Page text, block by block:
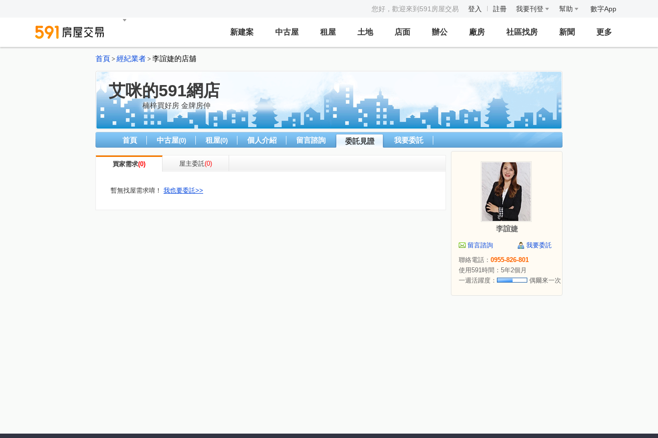
您好，歡迎來到591房屋交易 登入 註冊 我要刊登 幫助 數字App
新建案 中古屋 租屋 土地 店面 辦公 廠房 社區找房 新聞 更多
首頁 > 經紀業者 > 李誼婕的店舖
艾咪的591網店
楠梓買好房 金牌房仲
首頁 中古屋(0) 租屋(0) 個人介紹 留言諮詢 委託見證 我要委託
買家需求(0) 屋主委託(0)
暫無找屋需求唷！ 我也要委託>>
李誼婕
留言諮詢
我要委託
聯絡電話： 0955-826-801
使用591時間：5年2個月
一週活躍度：
偶爾來一次